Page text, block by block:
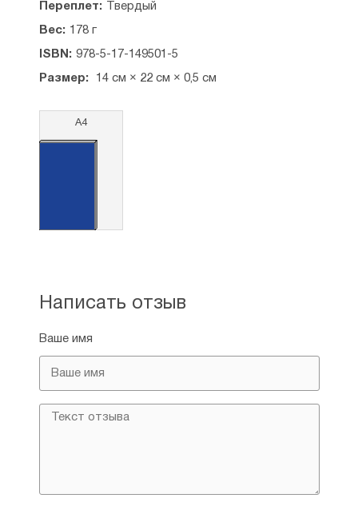
Переплет: Твердый
Вес: 178 г
ISBN: 978-5-17-149501-5
Размер: 14 см × 22 см × 0,5 см
А4
Написать отзыв
Ваше имя